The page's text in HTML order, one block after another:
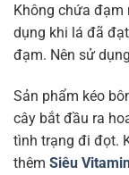
Không chứa đạm
dụng khi lá đã
đạm. Nên sử
Sản phẩm kéo
cây bắt đầu ra
tình trạng đi đọt.
thêm Siêu